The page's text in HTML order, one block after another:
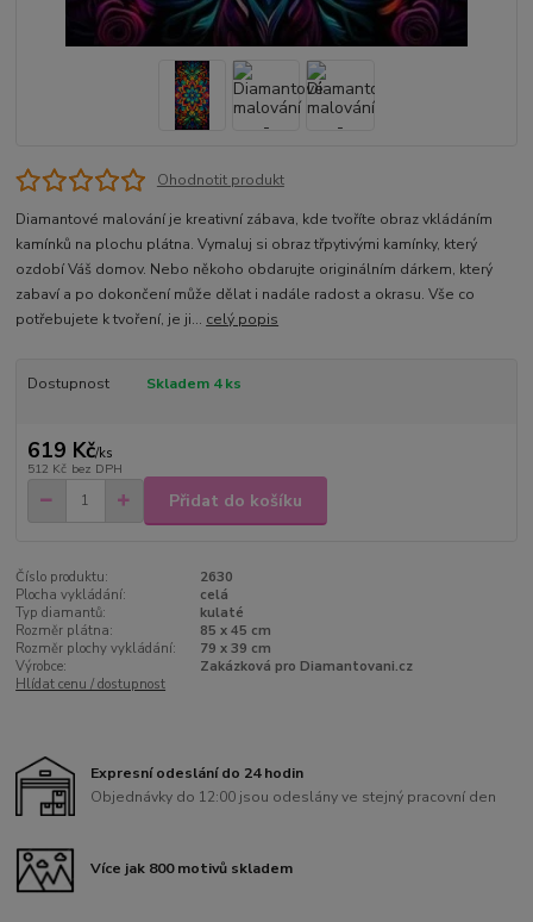
Ohodnotit produkt
Diamantové malování je kreativní zábava, kde tvoříte obraz vkládáním
kamínků na plochu plátna. Vymaluj si obraz třpytivými kamínky, který
ozdobí Váš domov. Nebo někoho obdarujte originálním dárkem, který
zabaví a po dokončení může dělat i nadále radost a okrasu. Vše co
potřebujete k tvoření, je ji... celý popis
Dostupnost Skladem 4 ks
619 Kč/ks
512 Kč bez DPH
Přidat do košíku
Číslo produktu:
2630
Plocha vykládání:
celá
Typ diamantů:
kulaté
Rozměr plátna:
85 x 45 cm
Rozměr plochy vykládání:
79 x 39 cm
Výrobce:
Zakázková pro Diamantovani.cz
Hlídat cenu / dostupnost
Expresní odeslání do 24 hodin
Objednávky do 12:00 jsou odeslány ve stejný pracovní den
Více jak 800 motivů skladem